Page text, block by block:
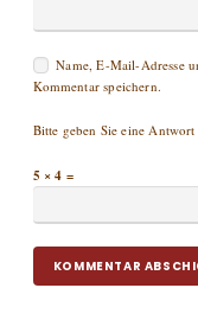
Name, E-Mail-Adresse
Kommentar speichern.
Bitte geben Sie eine
5 × 4 =